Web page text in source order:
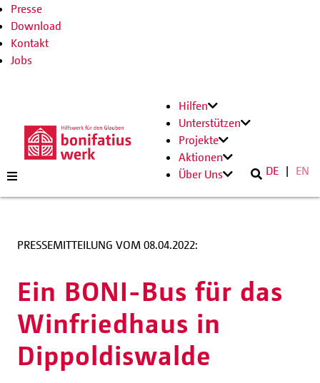
Presse
Download
Kontakt
Jobs
Hilfen
Unterstützen
Projekte
Aktionen
Über Uns
DE EN
PRESSEMITTEILUNG VOM 08.04.2022:
Ein BONI-Bus für das
Winfriedhaus in
Dippoldiswalde